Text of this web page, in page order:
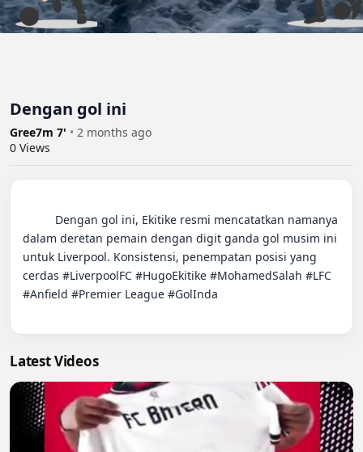
Dengan gol ini
Gree7m 7' • 2 months ago
0 Views
dalam deretan pemain dengan digit ganda gol musim ini
untuk Liverpool. Konsistensi, penempatan posisi yang
cerdas #LiverpoolFC #HugoEkitike #MohamedSalah #LFC
#Anfield #Premier League #GolInda
Latest Videos